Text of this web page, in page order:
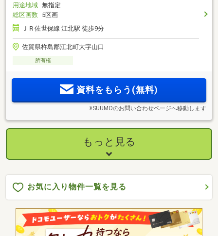
用途地域 無指定
総区画数 5区画
ＪＲ佐世保線 江北駅 徒歩9分
佐賀県杵島郡江北町大字山口
所有権
資料をもらう(無料)
※SUUMOのお問い合わせページへ移動します
もっと見る
お気に入り物件一覧を見る